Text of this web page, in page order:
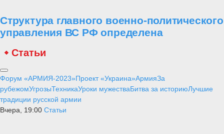
Структура главного военно-политического
управления ВС РФ определена
Статьи
Форум «АРМИЯ-2023»Проект «Украина»АрмияЗа
рубежомУгрозыТехникаУроки мужестваБитва за историюЛучшие
традиции русской армии
Вчера, 19:00 Статьи